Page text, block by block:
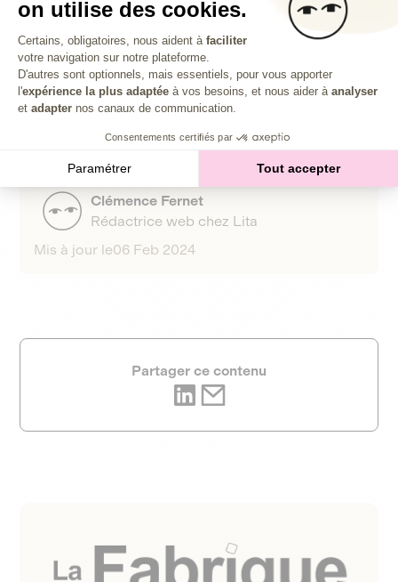
soutenant des entreprises qui agissent pour la
Clémence Fernet
Rédactrice web chez Lita
Mis à jour le06 Feb 2024
Partager ce contenu
on utilise des cookies.
Plateforme de Gestion du
Certains, obligatoires, nous aident à faciliter
votre navigation sur notre plateforme.
D'autres sont optionnels, mais essentiels, pour vous apporter
l'expérience la plus adaptée à vos besoins, et nous aider à analyser
et adapter nos canaux de communication.
Consentements certifiés par
Paramétrer Tout accepter
Axeptio consent